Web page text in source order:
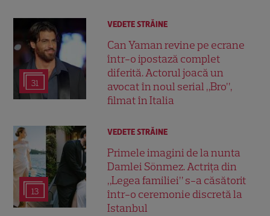
31
VEDETE STRĂINE
Can Yaman revine pe ecrane
într-o ipostază complet
diferită. Actorul joacă un
avocat în noul serial „Bro”,
filmat în Italia
13
VEDETE STRĂINE
Primele imagini de la nunta
Damlei Sönmez. Actrița din
„Legea familiei” s-a căsătorit
într-o ceremonie discretă la
Istanbul